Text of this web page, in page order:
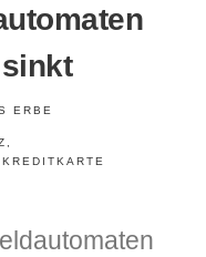
ERBE
KREDITKARTE